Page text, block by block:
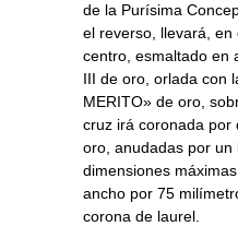
de la Purísima
el reverso, llevará,
centro, esmaltado en
III de oro, orlada con
MERITO» de oro,
cruz irá coronada por
oro, anudadas por un
dimensiones
ancho por 75
corona de laurel.